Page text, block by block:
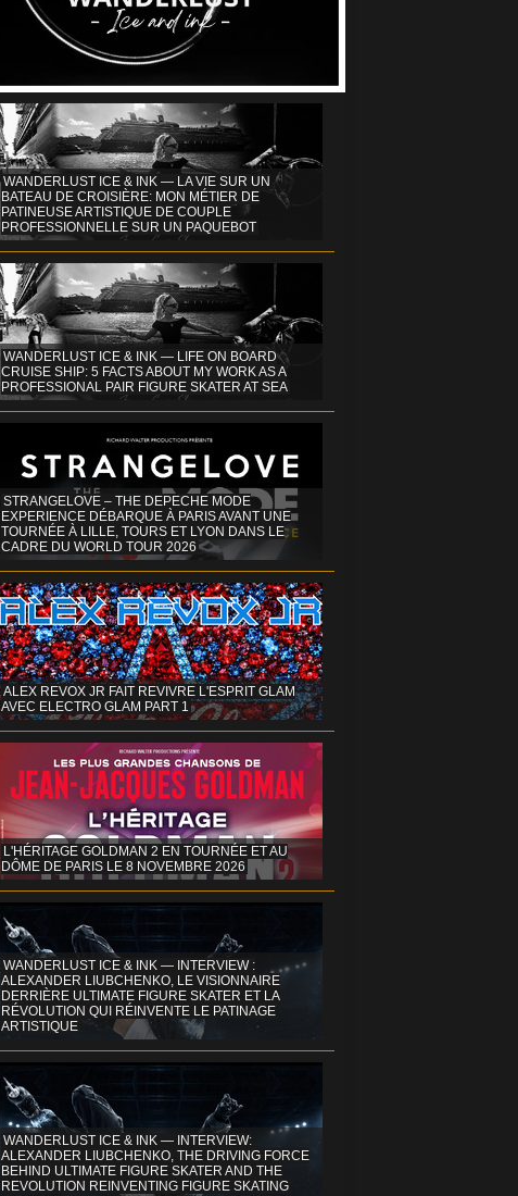
WANDERLUST ICE & INK — LA VIE SUR UN
BATEAU DE CROISIÈRE: MON MÉTIER DE
PATINEUSE ARTISTIQUE DE COUPLE
PROFESSIONNELLE SUR UN PAQUEBOT
WANDERLUST ICE & INK — LIFE ON BOARD
CRUISE SHIP: 5 FACTS ABOUT MY WORK AS A
PROFESSIONAL PAIR FIGURE SKATER AT SEA
STRANGELOVE – THE DEPECHE MODE
EXPERIENCE DÉBARQUE À PARIS AVANT UNE
TOURNÉE À LILLE, TOURS ET LYON DANS LE
CADRE DU WORLD TOUR 2026
ALEX REVOX JR FAIT REVIVRE L'ESPRIT GLAM
AVEC ELECTRO GLAM PART 1
L'HÉRITAGE GOLDMAN 2 EN TOURNÉE ET AU
DÔME DE PARIS LE 8 NOVEMBRE 2026
WANDERLUST ICE & INK — INTERVIEW :
ALEXANDER LIUBCHENKO, LE VISIONNAIRE
DERRIÈRE ULTIMATE FIGURE SKATER ET LA
RÉVOLUTION QUI RÉINVENTE LE PATINAGE
ARTISTIQUE
WANDERLUST ICE & INK — INTERVIEW:
ALEXANDER LIUBCHENKO, THE DRIVING FORCE
BEHIND ULTIMATE FIGURE SKATER AND THE
REVOLUTION REINVENTING FIGURE SKATING